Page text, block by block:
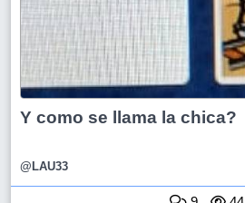
Y como se llama la chica?
@LAU33